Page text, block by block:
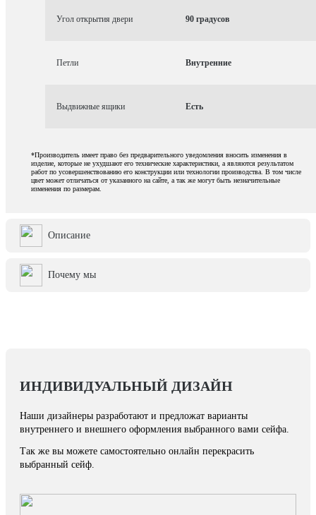
Угол открытия двери 90 градусов
Петли Внутренние
Выдвижные ящики Есть
*Производитель имеет право без предварительного уведомления вносить изменения в
изделие, которые не ухудшают его технические характеристики, а являются результатом
работ по усовершенствованию его конструкции или технологии производства. В том числе
цвет может отличаться от указанного на сайте, а так же могут быть незначительные
изменения по размерам.
Описание
Почему мы
ИНДИВИДУАЛЬНЫЙ ДИЗАЙН
Наши дизайнеры разработают и предложат варианты
внутреннего и внешнего оформления выбранного вами сейфа.
Так же вы можете самостоятельно онлайн перекрасить
выбранный сейф.